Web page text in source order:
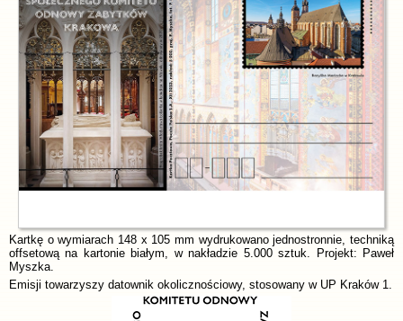
Kartkę o wymiarach 148 x 105 mm wydrukowano jednostronnie, techniką
offsetową na kartonie białym, w nakładzie 5.000 sztuk. Projekt: Paweł
Myszka.
Emisji towarzyszy datownik okolicznościowy, stosowany w UP Kraków 1.